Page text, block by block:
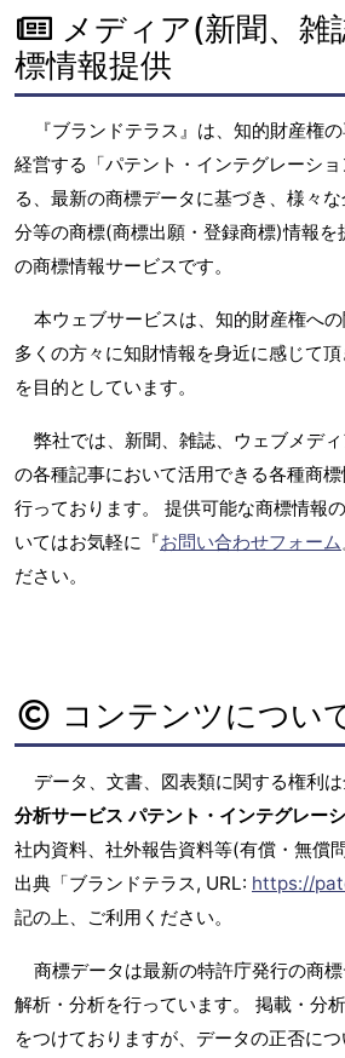
メディア(新聞、雑
標情報提供
『ブランドテラス』は、知的財産権
経営する「パテント・インテグレーシ
る、最新の商標データに基づき、様々
分等の商標(商標出願・登録商標)情報を
の商標情報サービスです。
本ウェブサービスは、知的財産権への
多くの方々に知財情報を身近に感じて
を目的としています。
弊社では、新聞、雑誌、ウェブメデ
の各種記事において活用できる各種商
行っております。 提供可能な商標情報
いてはお気軽に『お問い合わせフォーム
ださい。
コンテンツについ
データ、文書、図表類に関する権利
分析サービス パテント・インテグレー
社内資料、社外報告資料等(有償・無償
出典「ブランドテラス, URL: https://
記の上、ご利用ください。
商標データは最新の特許庁発行の商
解析・分析を行っています。 掲載・分
をつけておりますが、データの正否に